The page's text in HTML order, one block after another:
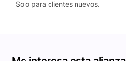
Solo para clientes nuevos.